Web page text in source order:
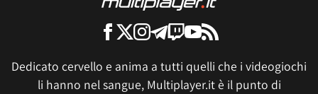
Dedicato cervello e anima a tutti quelli che i videogiochi
li hanno nel sangue, Multiplayer.it è il punto di